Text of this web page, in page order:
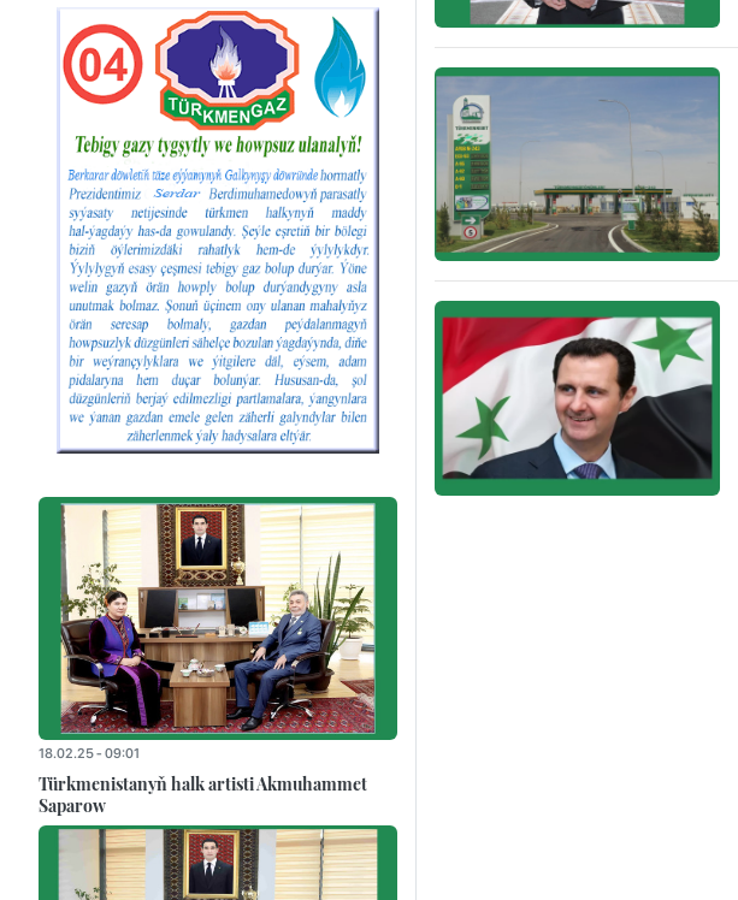
18.02.25 - 09:01
Türkmenistanyň halk artisti Akmuhammet
Saparow